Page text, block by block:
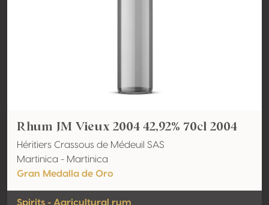
Rhum JM Vieux 2004 42,92% 70cl 2004
Héritiers Crassous de Médeuil SAS
Martinica - Martinica
Gran Medalla de Oro
Spirits - Agricultural rum